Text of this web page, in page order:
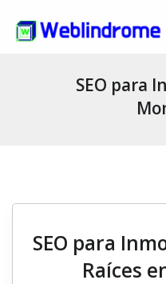
SEO para
SEO para
Raíces